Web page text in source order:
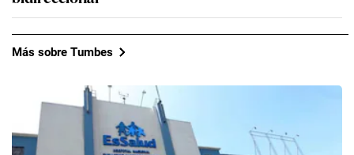
Más sobre Tumbes